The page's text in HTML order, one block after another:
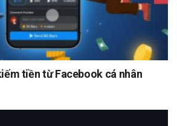
tiền từ Facebook cá nhân